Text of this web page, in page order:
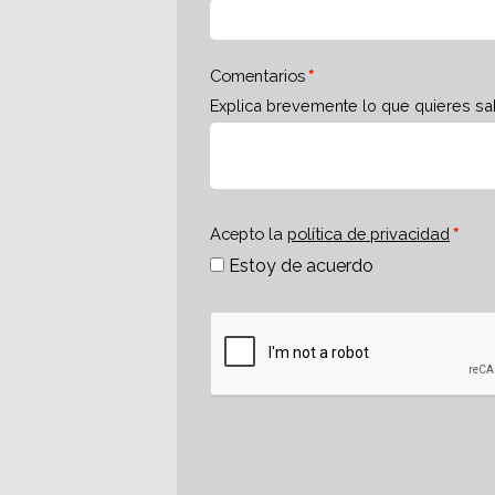
Comentarios
Explica brevemente lo que quieres
Acepto la política de privacidad
Estoy de acuerdo